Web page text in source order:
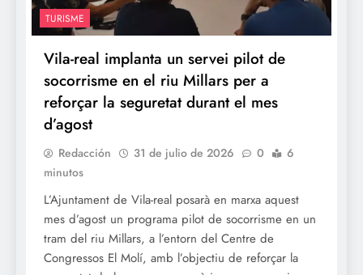
TURISME
Vila-real implanta un servei pilot de
socorrisme en el riu Millars per a
reforçar la seguretat durant el mes
d’agost
Redacción 31 de julio de 2026 0
6
minutos
L’Ajuntament de Vila-real posarà en marxa aquest
mes d’agost un programa pilot de socorrisme en un
tram del riu Millars, a l’entorn del Centre de
Congressos El Molí, amb l’objectiu de reforçar la